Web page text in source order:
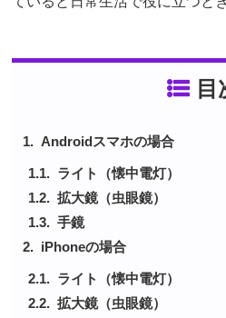
目
Androidスマホの場合
ライト（懐中電灯）
拡大鏡（虫眼鏡）
手鏡
iPhoneの場合
ライト（懐中電灯）
拡大鏡（虫眼鏡）